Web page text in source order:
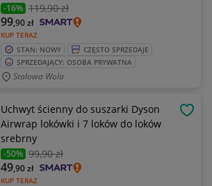
-16% 119,90 zł
KUP TERAZ
99,90zł
STAN: NOWY
CZĘSTO SPRZEDAJE
SPRZEDAJĄCY: OSOBA PRYWATNA
Stalowa Wola
Uchwyt ścienny do suszarki Dyson
Airwrap lokówki i 7 loków do loków
srebrny
-50% 99,90 zł
KUP TERAZ
49,90zł